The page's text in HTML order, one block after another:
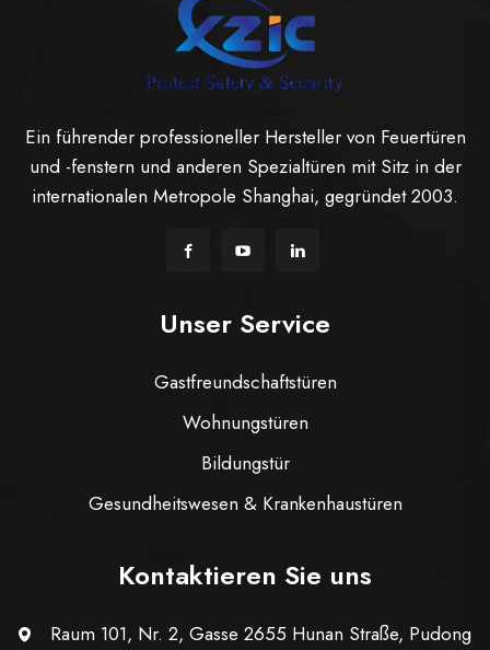
Ein führender professioneller Hersteller von Feuertüren
und -fenstern und anderen Spezialtüren mit Sitz in der
internationalen Metropole Shanghai, gegründet 2003.
Unser Service
Gastfreundschaftstüren
Wohnungstüren
Bildungstür
Gesundheitswesen & Krankenhaustüren
Kontaktieren Sie uns
Raum 101, Nr. 2, Gasse 2655 Hunan Straße, Pudong